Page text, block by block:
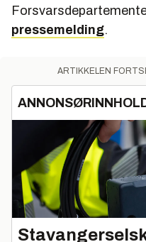
pressemelding.
ARTIKKELEN